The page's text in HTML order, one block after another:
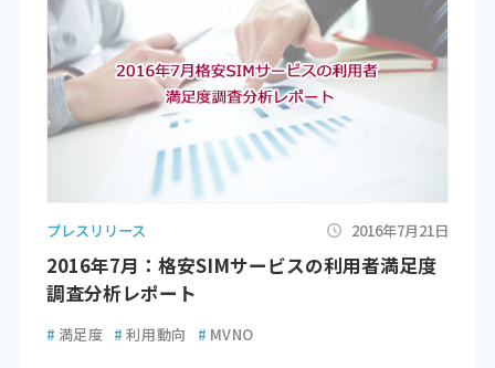
プレスリリース 2016年7月21日
2016年7月：格安SIMサービスの利用者満足度
調査分析レポート
# 満足度 # 利用動向 # MVNO